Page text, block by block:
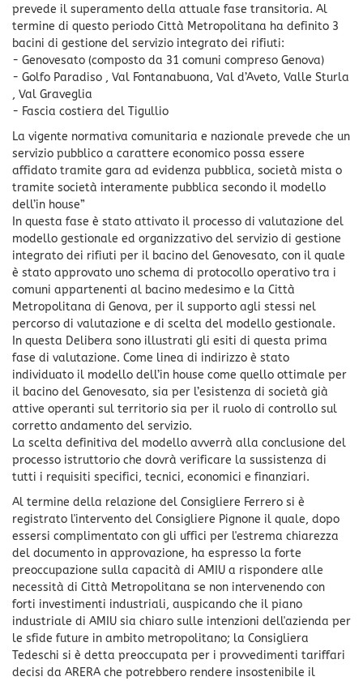
prevede il superamento della attuale fase transitoria. Al
termine di questo periodo Città Metropolitana ha definito 3
bacini di gestione del servizio integrato dei rifiuti:
- Genovesato (composto da 31 comuni compreso Genova)
- Golfo Paradiso , Val Fontanabuona, Val d’Aveto, Valle Sturla
, Val Graveglia
- Fascia costiera del Tigullio
La vigente normativa comunitaria e nazionale prevede che un
servizio pubblico a carattere economico possa essere
affidato tramite gara ad evidenza pubblica, società mista o
tramite società interamente pubblica secondo il modello
dell’in house”
In questa fase è stato attivato il processo di valutazione del
modello gestionale ed organizzativo del servizio di gestione
integrato dei rifiuti per il bacino del Genovesato, con il quale
è stato approvato uno schema di protocollo operativo tra i
comuni appartenenti al bacino medesimo e la Città
Metropolitana di Genova, per il supporto agli stessi nel
percorso di valutazione e di scelta del modello gestionale.
In questa Delibera sono illustrati gli esiti di questa prima
fase di valutazione. Come linea di indirizzo è stato
individuato il modello dell’in house come quello ottimale per
il bacino del Genovesato, sia per l’esistenza di società già
attive operanti sul territorio sia per il ruolo di controllo sul
corretto andamento del servizio.
La scelta definitiva del modello avverrà alla conclusione del
processo istruttorio che dovrà verificare la sussistenza di
tutti i requisiti specifici, tecnici, economici e finanziari.
Al termine della relazione del Consigliere Ferrero si è
registrato l'intervento del Consigliere Pignone il quale, dopo
essersi complimentato con gli uffici per l'estrema chiarezza
del documento in approvazione, ha espresso la forte
preoccupazione sulla capacità di AMIU a rispondere alle
necessità di Città Metropolitana se non intervenendo con
forti investimenti industriali, auspicando che il piano
industriale di AMIU sia chiaro sulle intenzioni dell'azienda per
le sfide future in ambito metropolitano; la Consigliera
Tedeschi si è detta preoccupata per i provvedimenti tariffari
decisi da ARERA che potrebbero rendere insostenibile il